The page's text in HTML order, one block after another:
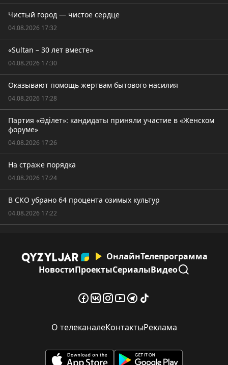
Чистый город — чистое сердце
04.08.2026 17:32
«Sultan – 30 лет вместе»
04.08.2026 17:30
Оказывают помощь жертвам бытового насилия
04.08.2026 17:28
Партия «Әділет»: кандидаты приняли участие в «Женском
форуме»
04.08.2026 17:26
На страже порядка
04.08.2026 17:24
В СКО убрано 64 процента озимых культур
04.08.2026 17:22
ОнлайнТелепрограмма
НовостиПроектыСериалыВидео
О телеканалеКонтактыРеклама